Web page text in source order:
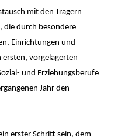
mit den Trägern
die durch besondere
Einrichtungen und
ersten, vorgelagerten
und Erziehungsberufe
Jahr den
erster Schritt sein, dem